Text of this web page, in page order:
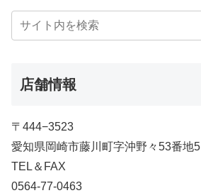
店舗情報
〒444−3523
愛知県岡崎市藤川町字沖野々53番地5
TEL＆FAX
0564-77-0463